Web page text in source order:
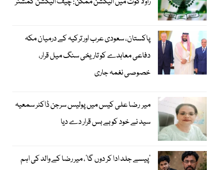
پاکستان، سعودی عرب اور ترکیہ کے درمیان مکہ
دفاعی معاہدے کو تاریخی سنگ میل قرار،
خصوصی نغمہ جاری
میر رضا علی کیس میں پولیس سرجن ڈاکٹر سمعیہ
سید نے خود کو بے بس قرار دے دیا
’پیسے جلد ادا کر دوں گا‘، میر رضا کے والد کی اہم